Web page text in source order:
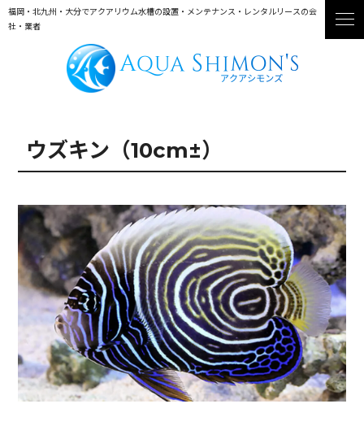
福岡・北九州・大分でアクアリウム水槽の設置・メンテナンス・レンタルリースの会
社・業者
ウズキン（10cm±）